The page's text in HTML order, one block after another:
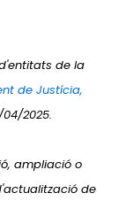
de la
de Justícia,
2025.
ampliació o
de